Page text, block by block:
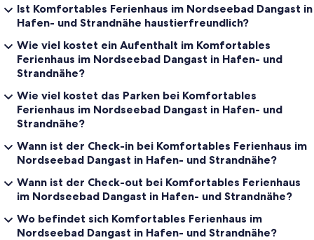
Ist Komfortables Ferienhaus im Nordseebad Dangast in
Hafen- und Strandnähe haustierfreundlich?
Wie viel kostet ein Aufenthalt im Komfortables
Ferienhaus im Nordseebad Dangast in Hafen- und
Strandnähe?
Wie viel kostet das Parken bei Komfortables
Ferienhaus im Nordseebad Dangast in Hafen- und
Strandnähe?
Wann ist der Check-in bei Komfortables Ferienhaus im
Nordseebad Dangast in Hafen- und Strandnähe?
Wann ist der Check-out bei Komfortables Ferienhaus
im Nordseebad Dangast in Hafen- und Strandnähe?
Wo befindet sich Komfortables Ferienhaus im
Nordseebad Dangast in Hafen- und Strandnähe?